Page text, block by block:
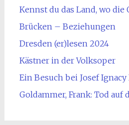
Kennst du das Land, wo
Brücken – Beziehungen
Dresden (er)lesen 2024
Kästner in der Volksoper
Ein Besuch bei Josef
Goldammer, Frank: Tod auf